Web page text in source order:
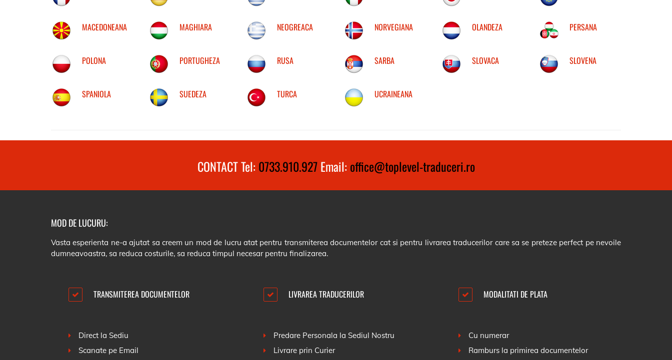
MACEDONEANA MAGHIARA NEOGREACA NORVEGIANA OLANDEZA PERSANA
POLONA PORTUGHEZA RUSA SARBA SLOVACA SLOVENA
SPANIOLA SUEDEZA TURCA UCRAINEANA
CONTACT Tel: 0733.910.927Email: office@toplevel-traduceri.ro
MOD DE LUCURU:
Vasta esperienta ne-a ajutat sa creem un mod de lucru atat pentru transmiterea documentelor cat si pentru livrarea traducerilor care sa se preteze perfect pe nevoile
dumneavoastra, sa reduca costurile, sa reduca timpul necesar pentru finalizarea.
TRANSMITEREA DOCUMENTELOR
Direct la Sediu
Scanate pe Email
LIVRAREA TRADUCERILOR
Predare Personala la Sediul Nostru
Livrare prin Curier
MODALITATI DE PLATA
Cu numerar
Ramburs la primirea documentelor